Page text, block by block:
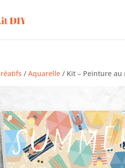
/Aquarelle / Kit – Peinture au